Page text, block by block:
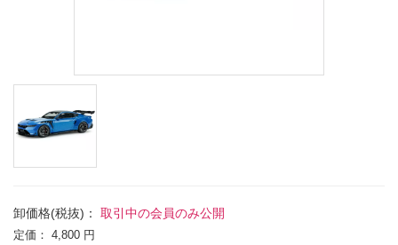
卸価格(税抜)： 取引中の会員のみ公開
定価： 4,800 円